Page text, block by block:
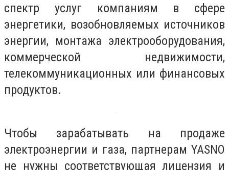
спектр услуг компаниям в сфере
энергетики, возобновляемых источников
энергии, монтажа электрооборудования,
коммерческой недвижимости,
телекоммуникационных или финансовых
продуктов.
Чтобы зарабатывать на продаже
электроэнергии и газа, партнерам YASNO
не нужны соответствующая лицензия и